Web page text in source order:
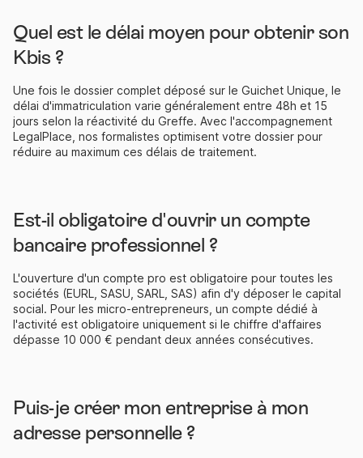
Quel est le délai moyen pour obtenir son
Kbis ?
Une fois le dossier complet déposé sur le Guichet Unique, le
délai d'immatriculation varie généralement entre 48h et 15
jours selon la réactivité du Greffe. Avec l'accompagnement
LegalPlace, nos formalistes optimisent votre dossier pour
réduire au maximum ces délais de traitement.
Est-il obligatoire d'ouvrir un compte
bancaire professionnel ?
L'ouverture d'un compte pro est obligatoire pour toutes les
sociétés (EURL, SASU, SARL, SAS) afin d'y déposer le capital
social. Pour les micro-entrepreneurs, un compte dédié à
l'activité est obligatoire uniquement si le chiffre d'affaires
dépasse 10 000 € pendant deux années consécutives.
Puis-je créer mon entreprise à mon
adresse personnelle ?